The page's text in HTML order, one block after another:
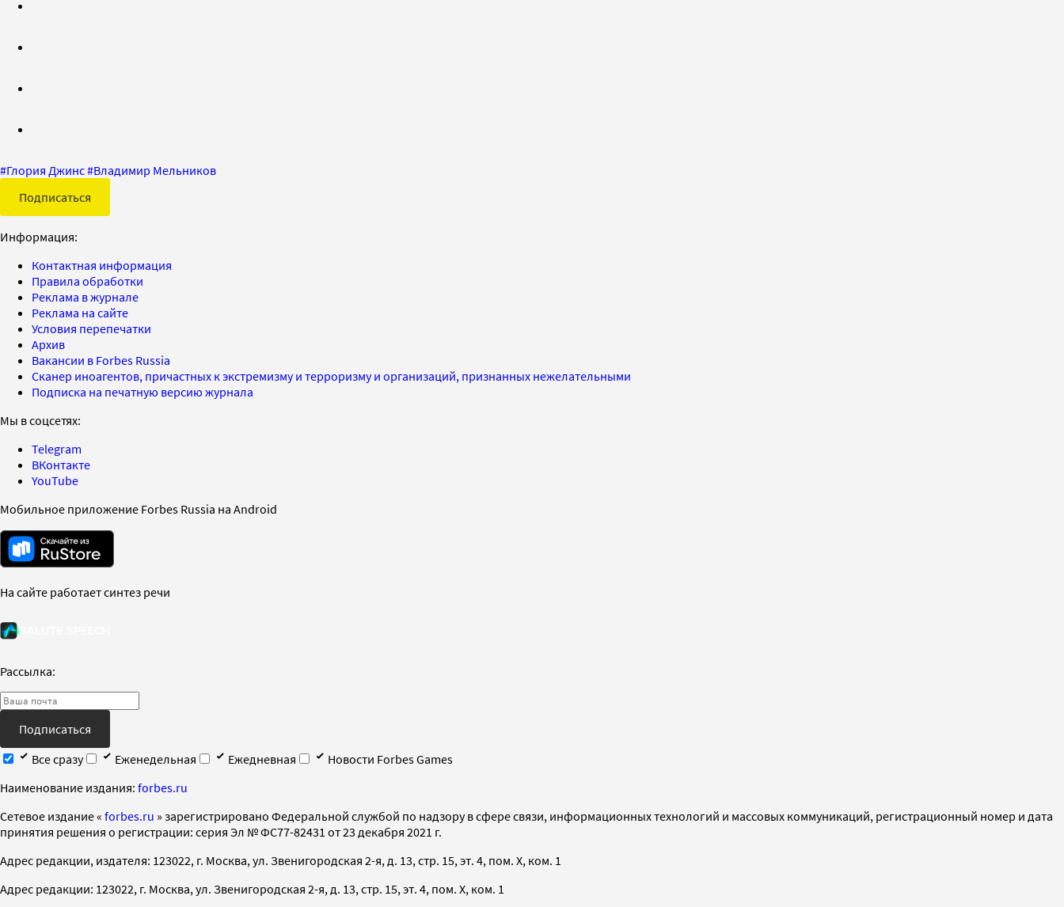
#Глория Джинс#Владимир Мельников
Подписаться
Информация:
Контактная информация
Правила обработки
Реклама в журнале
Реклама на сайте
Условия перепечатки
Архив
Вакансии в Forbes Russia
Сканер иноагентов, причастных к экстремизму и терроризму и организаций, признанных нежелательными
Подписка на печатную версию журнала
Мы в соцсетях:
Telegram
ВКонтакте
YouTube
Мобильное приложение Forbes Russia на Android
На сайте работает синтез речи
Рассылка:
Подписаться
Все сразу
Еженедельная Ежедневная
Новости Forbes Games
Наименование издания: forbes.ru
Cетевое издание « forbes.ru » зарегистрировано Федеральной службой по надзору в сфере связи, информационных технологий и массовых коммуникаций, регистрационный номер и дата
принятия решения о регистрации: серия Эл № ФС77-82431 от 23 декабря 2021 г.
Адрес редакции, издателя: 123022, г. Москва, ул. Звенигородская 2-я, д. 13, стр. 15, эт. 4, пом. X, ком. 1
Адрес редакции: 123022, г. Москва, ул. Звенигородская 2-я, д. 13, стр. 15, эт. 4, пом. X, ком. 1